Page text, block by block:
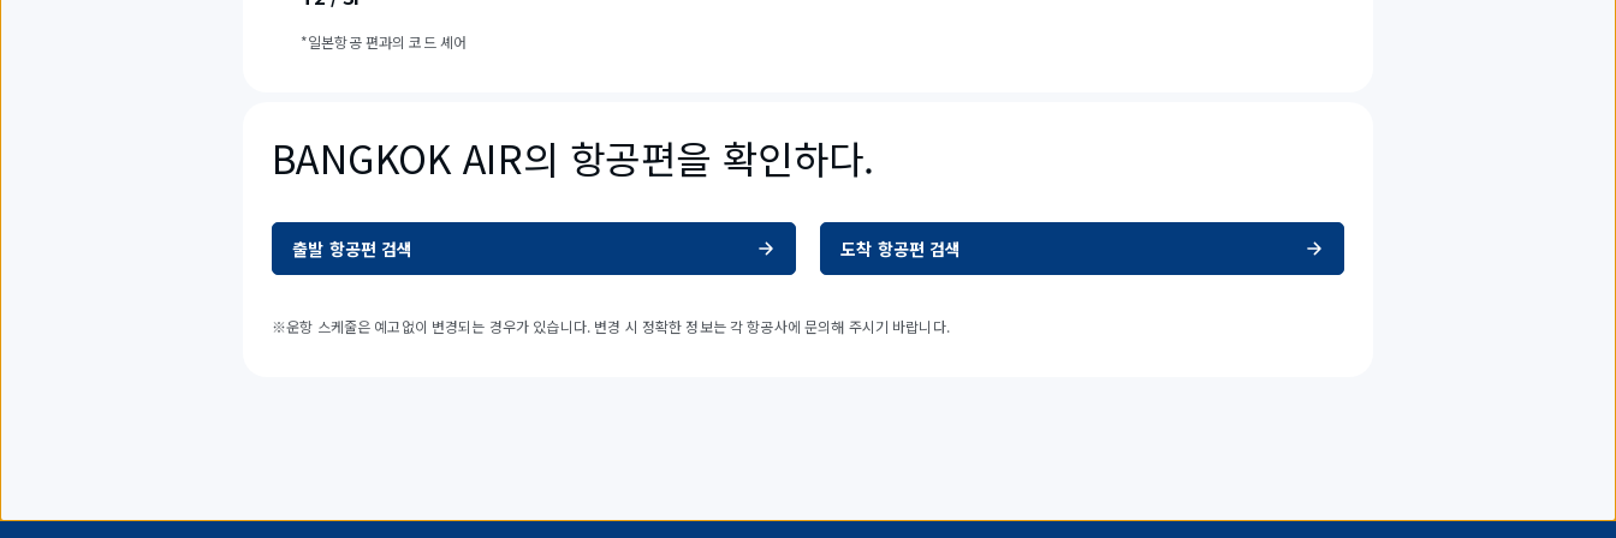
*일본항공 편과의 코드 셰어
BANGKOK AIR의 항공편을 확인하다.
출발 항공편 검색 도착 항공편 검색
※운항 스케줄은 예고없이 변경되는 경우가 있습니다. 변경 시 정확한 정보는 각 항공사에 문의해 주시기 바랍니다.